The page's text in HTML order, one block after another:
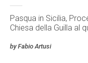
Pasqua in Sicilia,
Chiesa della Guilla al
by Fabio Artusi